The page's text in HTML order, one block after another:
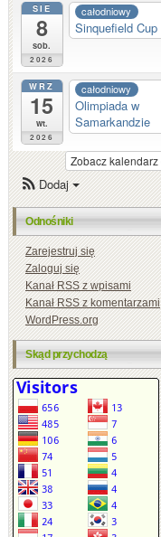
SIE
8
sob.
2026
całodniowy
Sinquefield Cup
WRZ
15
wt.
2026
całodniowy
Olimpiada w
Samarkandzie
Zobacz kalendarz
Dodaj
Odnośniki
Zarejestruj się
Zaloguj się
KanałRSSz wpisami
KanałRSSz komentarzami
WordPress.org
Skąd przychodzą